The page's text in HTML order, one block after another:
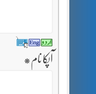
آپکا نام *